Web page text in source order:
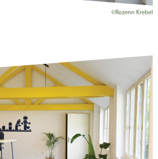
©Rozenn Krebel